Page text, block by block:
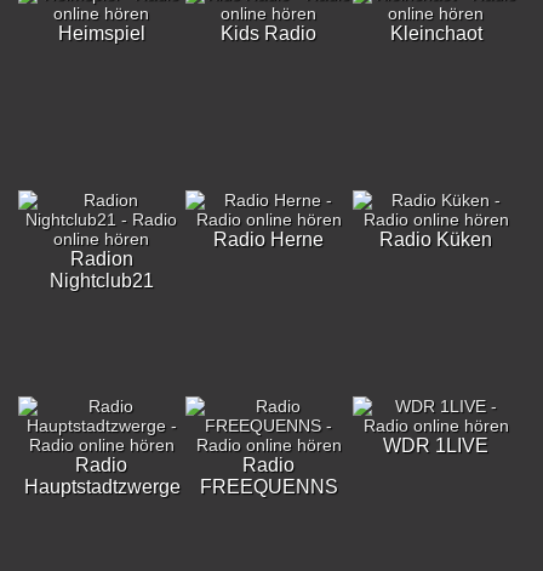
Heimspiel Kids Radio Kleinchaot
Radion
Nightclub21
Radio Herne Radio Küken
Radio
Hauptstadtzwerge
Radio
FREEQUENNS
WDR 1LIVE